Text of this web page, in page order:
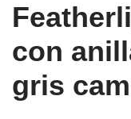
con
gris